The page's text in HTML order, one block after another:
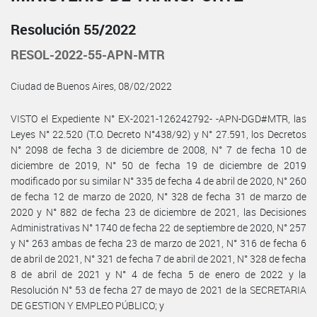
Resolución 55/2022
RESOL-2022-55-APN-MTR
Ciudad de Buenos Aires, 08/02/2022
VISTO el Expediente N° EX-2021-126242792- -APN-DGD#MTR, las
Leyes N° 22.520 (T.O. Decreto N°438/92) y N° 27.591, los Decretos
N° 2098 de fecha 3 de diciembre de 2008, N° 7 de fecha 10 de
diciembre de 2019, N° 50 de fecha 19 de diciembre de 2019
modificado por su similar N° 335 de fecha 4 de abril de 2020, N° 260
de fecha 12 de marzo de 2020, N° 328 de fecha 31 de marzo de
2020 y N° 882 de fecha 23 de diciembre de 2021, las Decisiones
Administrativas N° 1740 de fecha 22 de septiembre de 2020, N° 257
y N° 263 ambas de fecha 23 de marzo de 2021, N° 316 de fecha 6
de abril de 2021, N° 321 de fecha 7 de abril de 2021, N° 328 de fecha
8 de abril de 2021 y N° 4 de fecha 5 de enero de 2022 y la
Resolución N° 53 de fecha 27 de mayo de 2021 de la SECRETARIA
DE GESTION Y EMPLEO PÚBLICO; y